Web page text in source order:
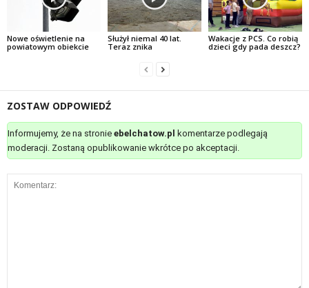
Nowe oświetlenie na
powiatowym obiekcie
Służył niemal 40 lat.
Teraz znika
Wakacje z PCS. Co robią
dzieci gdy pada deszcz?
ZOSTAW ODPOWIEDŹ
Informujemy, że na stronie ebelchatow.pl
komentarze podlegają
moderacji. Zostaną opublikowanie wkrótce po akceptacji.